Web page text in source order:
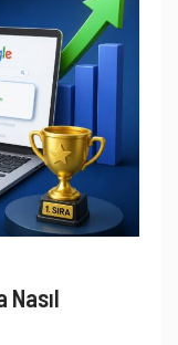
Nasıl